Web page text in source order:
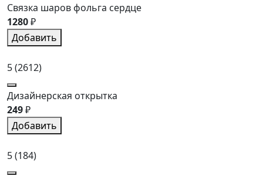
Связка шаров фольга сердце
1280₽
Добавить
5(2612)
Дизайнерская открытка
249₽
Добавить
5(184)